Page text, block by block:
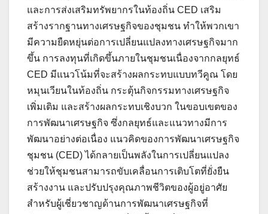
และการส่งเสริมทรัพยากรในท้องถิ่น CED เสริม
สร้างรากฐานทางเศรษฐกิจของชุมชน ทำให้พวกเขา
มีความยืดหยุ่นต่อการเปลี่ยนแปลงทางเศรษฐกิจมาก
ขึ้น การลงทุนที่เกิดขึ้นภายในชุมชนเนื่องจากกลยุทธ์
CED มีแนวโน้มที่จะสร้างผลกระทบแบบทวีคูณ โดย
หมุนเวียนในท้องถิ่น กระตุ้นกิจกรรมทางเศรษฐกิจ
เพิ่มเติม และสร้างผลกระทบเชิงบวก ในขอบเขตของ
การพัฒนาเศรษฐกิจ ซึ่งกลยุทธ์และแนวทางมีการ
พัฒนาอย่างต่อเนื่อง แนวคิดของการพัฒนาเศรษฐกิจ
ชุมชน (CED) ได้กลายเป็นพลังในการเปลี่ยนแปลง
ช่วยให้ชุมชนสามารถขับเคลื่อนการเติบโตที่ยั่งยืน
สร้างงาน และปรับปรุงคุณภาพชีวิตของผู้อยู่อาศัย
สำหรับผู้เชี่ยวชาญด้านการพัฒนาเศรษฐกิจที่